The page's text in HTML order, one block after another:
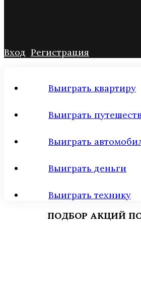
Вход Регистрация
Выиграть квартиру
Выиграть
Выиграть
Выиграть деньги
Выиграть технику
ПОДБОР АКЦИЙ